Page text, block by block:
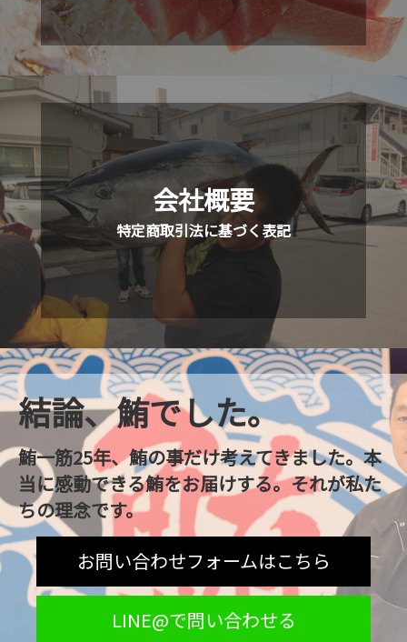
会社概要
特定商取引法に基づく表記
結論、鮪でした。
鮪一筋25年、鮪の事だけ考えてきました。本
当に感動できる鮪をお届けする。それが私た
ちの理念です。
お問い合わせフォームはこちら
LINE@で問い合わせる